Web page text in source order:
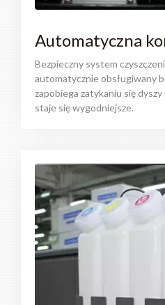
Automatyczna
Bezpieczny system
automatycznie obsługiwany
zapobiega zatykaniu się
staje się wygodniejsze.